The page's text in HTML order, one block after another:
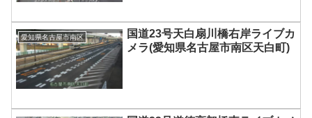
愛知県名古屋市南区
国道23号天白扇川橋右岸ライブカ
メラ(愛知県名古屋市南区天白町)